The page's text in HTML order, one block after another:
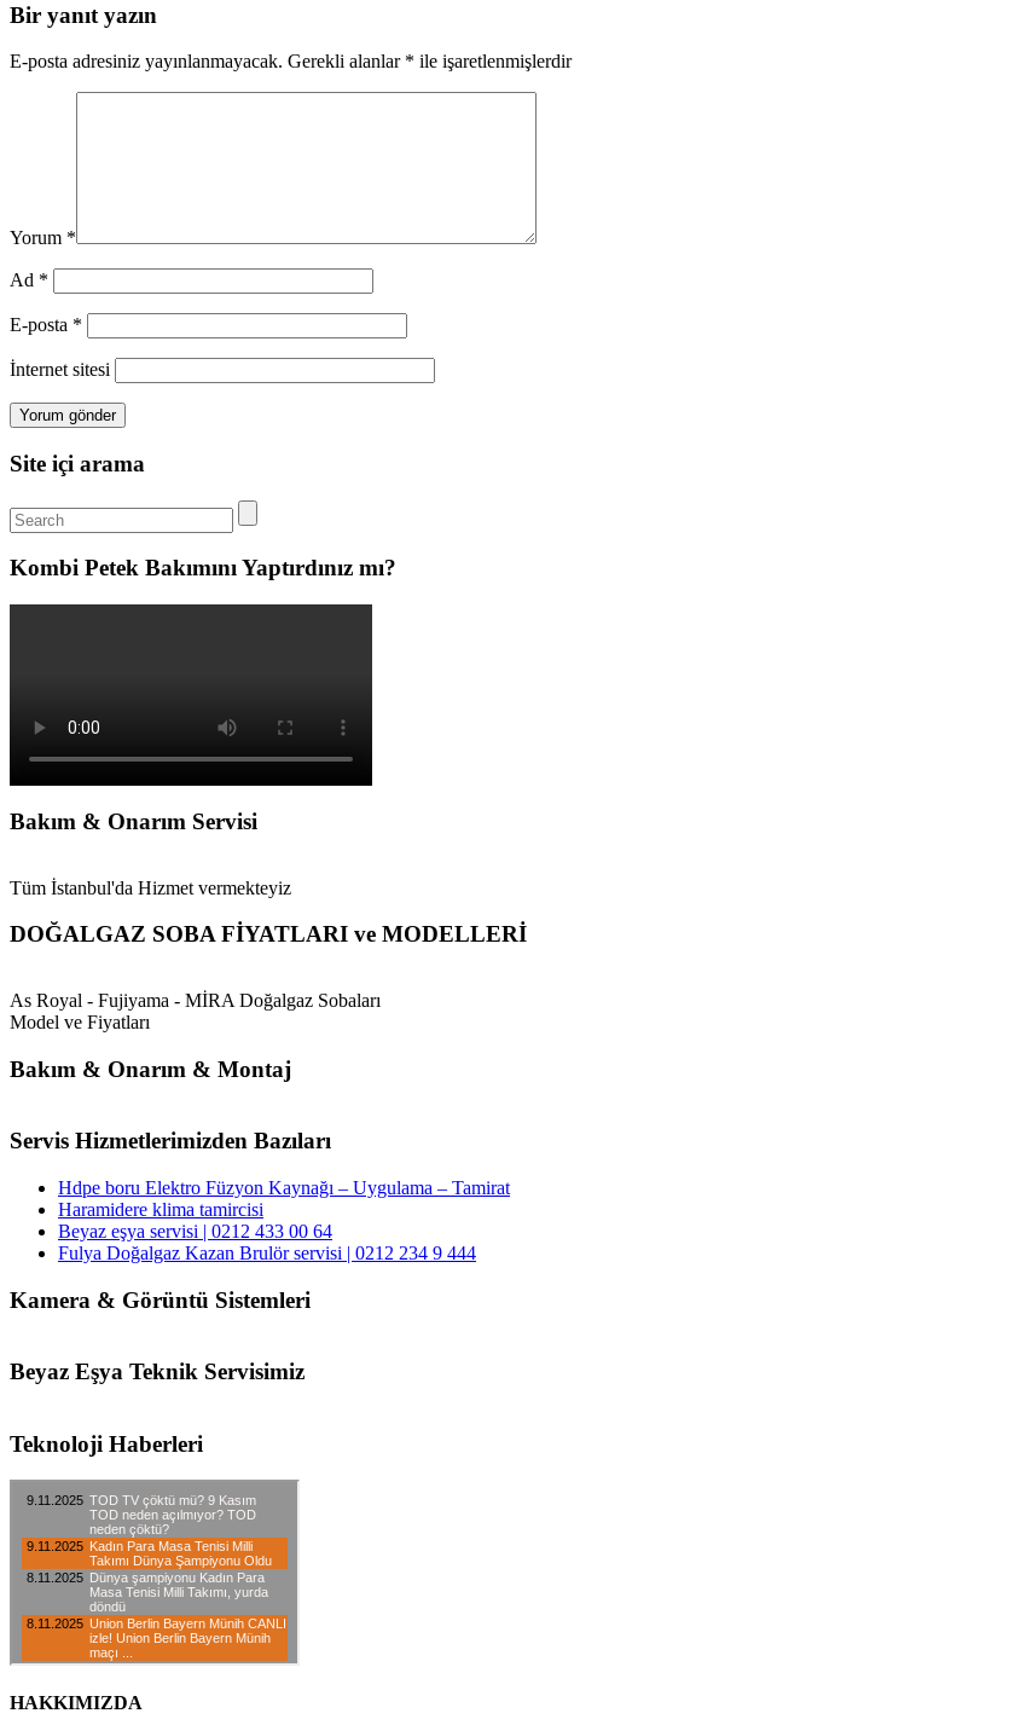
Bir yanıt yazın
E-posta adresiniz yayınlanmayacak. Gerekli alanlar * ile işaretlenmişlerdir
Yorum *
Ad *
E-posta *
İnternet sitesi
Site içi arama
Kombi Petek Bakımını Yaptırdınız mı?
Bakım & Onarım Servisi
Tüm İstanbul'da Hizmet vermekteyiz
DOĞALGAZ SOBA FİYATLARI ve MODELLERİ
As Royal - Fujiyama - MİRA Doğalgaz Sobaları
Model ve Fiyatları
Bakım & Onarım & Montaj
Servis Hizmetlerimizden Bazıları
Hdpe boru Elektro Füzyon Kaynağı – Uygulama – Tamirat
Haramidere klima tamircisi
Beyaz eşya servisi | 0212 433 00 64
Fulya Doğalgaz Kazan Brulör servisi | 0212 234 9 444
Kamera & Görüntü Sistemleri
Beyaz Eşya Teknik Servisimiz
Teknoloji Haberleri
HAKKIMIZDA